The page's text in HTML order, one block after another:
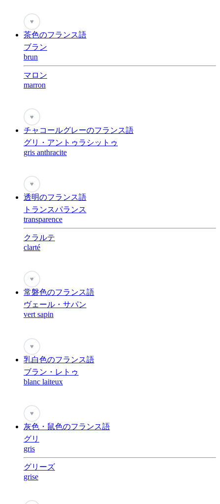
♥
茶色のフランス語
ブラン
brun
マロン
marron
♥
チャコールグレーのフランス語
グリ・アントゥラシットゥ
gris anthracite
♥
透明のフランス語
トランスパランス
transparence
クラルテ
clarté
♥
常磐色のフランス語
ヴェール・サパン
vert sapin
♥
乳白色のフランス語
ブラン・レトゥ
blanc laiteux
♥
灰色・鼠色のフランス語
グリ
gris
グリーズ
grise